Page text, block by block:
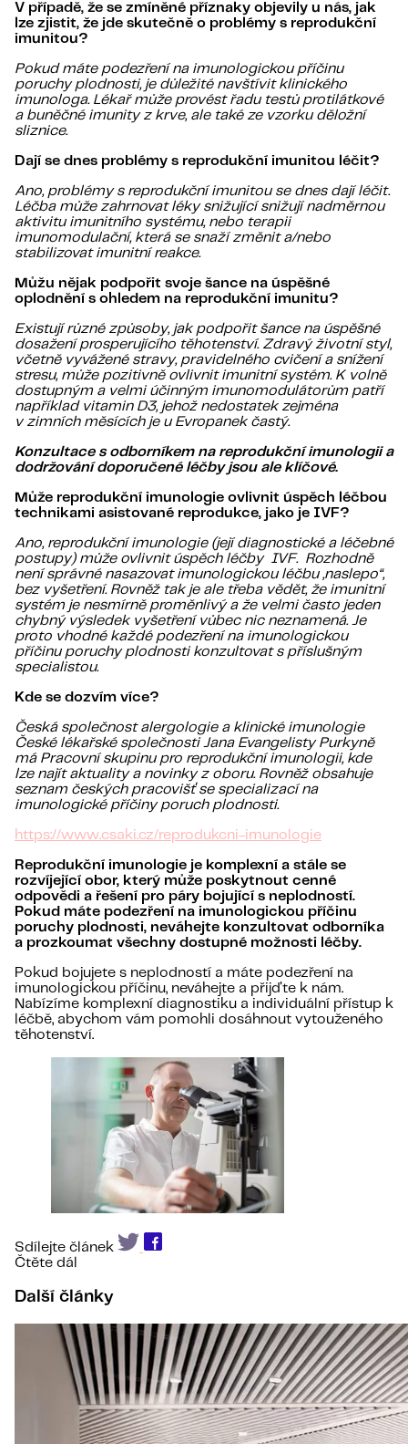
V případě, že se zmíněné příznaky objevily u nás, jak
lze zjistit, že jde skutečně o problémy s reprodukční
imunitou?
Pokud máte podezření na imunologickou příčinu
poruchy plodnosti, je důležité navštívit klinického
imunologa. Lékař může provést řadu testů protilátkové
a buněčné imunity z krve, ale také ze vzorku děložní
sliznice.
Dají se dnes problémy s reprodukční imunitou léčit?
Ano, problémy s reprodukční imunitou se dnes dají léčit.
Léčba může zahrnovat léky snižující snižují nadměrnou
aktivitu imunitního systému, nebo terapii
imunomodulační, která se snaží změnit a/nebo
stabilizovat imunitní reakce.
Můžu nějak podpořit svoje šance na úspěšné
oplodnění s ohledem na reprodukční imunitu?
Existují různé způsoby, jak podpořit šance na úspěšné
dosažení prosperujícího těhotenství. Zdravý životní styl,
včetně vyvážené stravy, pravidelného cvičení a snížení
stresu, může pozitivně ovlivnit imunitní systém. K volně
dostupným a velmi účinným imunomodulátorům patří
například vitamin D3, jehož nedostatek zejména
v zimních měsících je u Evropanek častý.
Konzultace s odborníkem na reprodukční imunologii a
dodržování doporučené léčby jsou ale klíčové.
Může reprodukční imunologie ovlivnit úspěch léčbou
technikami asistované reprodukce, jako je IVF?
Ano, reprodukční imunologie (její diagnostické a léčebné
postupy) může ovlivnit úspěch léčby IVF. Rozhodně
není správné nasazovat imunologickou léčbu „naslepo“,
bez vyšetření. Rovněž tak je ale třeba vědět, že imunitní
systém je nesmírně proměnlivý a že velmi často jeden
chybný výsledek vyšetření vůbec nic neznamená. Je
proto vhodné každé podezření na imunologickou
příčinu poruchy plodnosti konzultovat s příslušným
specialistou.
Kde se dozvím více?
Česká společnost alergologie a klinické imunologie
České lékařské společnosti Jana Evangelisty Purkyně
má Pracovní skupinu pro reprodukční imunologii, kde
lze najít aktuality a novinky z oboru. Rovněž obsahuje
seznam českých pracovišť se specializací na
imunologické příčiny poruch plodnosti.
https://www.csaki.cz/reprodukcni-imunologie
Reprodukční imunologie je komplexní a stále se
rozvíjející obor, který může poskytnout cenné
odpovědi a řešení pro páry bojující s neplodností.
Pokud máte podezření na imunologickou příčinu
poruchy plodnosti, neváhejte konzultovat odborníka
a prozkoumat všechny dostupné možnosti léčby.
Pokud bojujete s neplodností a máte podezření na
imunologickou příčinu, neváhejte a přijďte k nám.
Nabízíme komplexní diagnostiku a individuální přístup k
léčbě, abychom vám pomohli dosáhnout vytouženého
těhotenství.
Sdílejte článek
Čtěte dál
Další články